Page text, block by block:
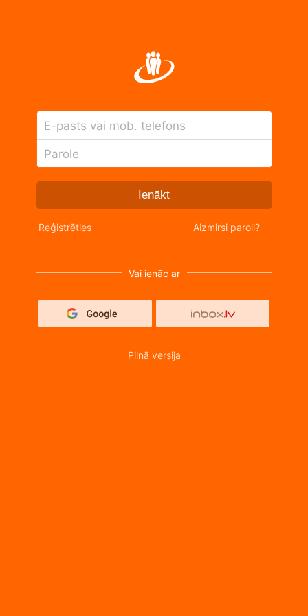
E-pasts vai mob. telefons
Parole
Ienākt
Reģistrēties Aizmirsi paroli?
Vai ienāc ar
Pilnā versija